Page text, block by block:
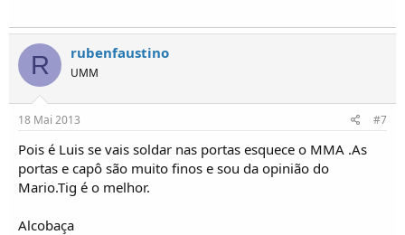
R rubenfaustino
UMM
18 Mai 2013 #7
Pois é Luis se vais soldar nas portas esquece o MMA .As
portas e capô são muito finos e sou da opinião do
Mario.Tig é o melhor.
Alcobaça